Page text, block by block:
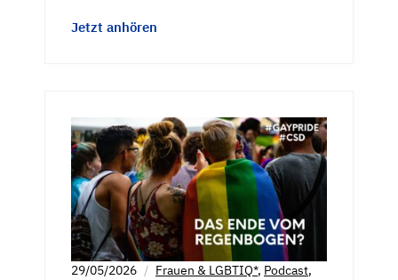
Jetzt anhören
29/05/2026 Frauen & LGBTIQ*, Podcast,